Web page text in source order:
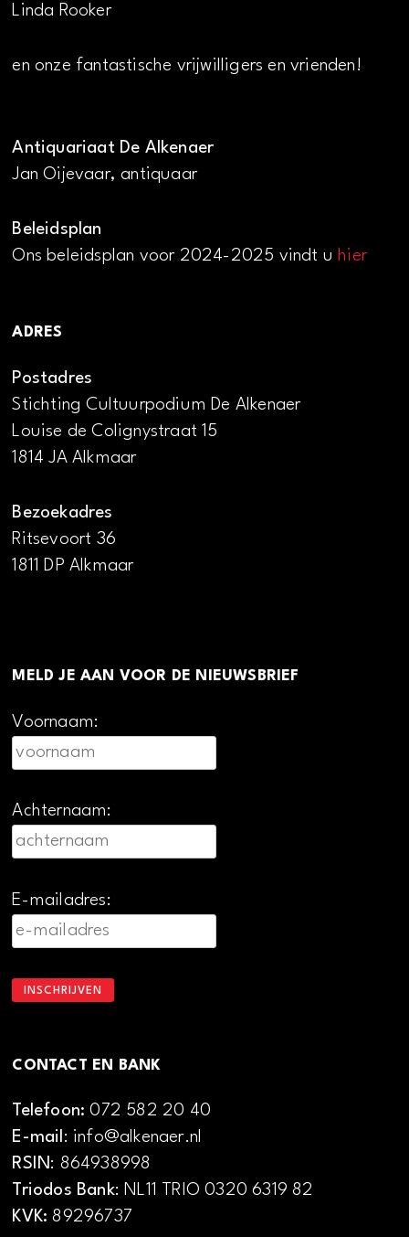
Linda Rooker
en onze fantastische vrijwilligers en vrienden!
Antiquariaat De Alkenaer
Jan Oijevaar, antiquaar
Beleidsplan
Ons beleidsplan voor 2024-2025 vindt uhier
ADRES
Postadres
Stichting Cultuurpodium De Alkenaer
Louise de Colignystraat 15
1814 JA Alkmaar
Bezoekadres
Ritsevoort 36
1811 DP Alkmaar
MELD JE AAN VOOR DE NIEUWSBRIEF
Voornaam:
Achternaam:
E-mailadres:
CONTACT EN BANK
Telefoon:072 582 20 40
E-mail: info@alkenaer.nl
RSIN: 864938998
Triodos Bank: NL11 TRIO 0320 6319 82
KVK: 89296737